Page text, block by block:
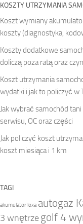
KOSZTY UTRZYMANIA
Koszt wymiany
koszty (diagnostyka,
Koszty dodatkowe
doliczą poza ratą oraz
Koszt utrzymania
wydatki i jak to policzyć w
Jak wybrać samochód
serwisu, OC oraz części
Jak policzyć koszt
koszt miesiąca i 1 km
TAGI
akumulator loxa autogaz
3 wnętrzegolf 4